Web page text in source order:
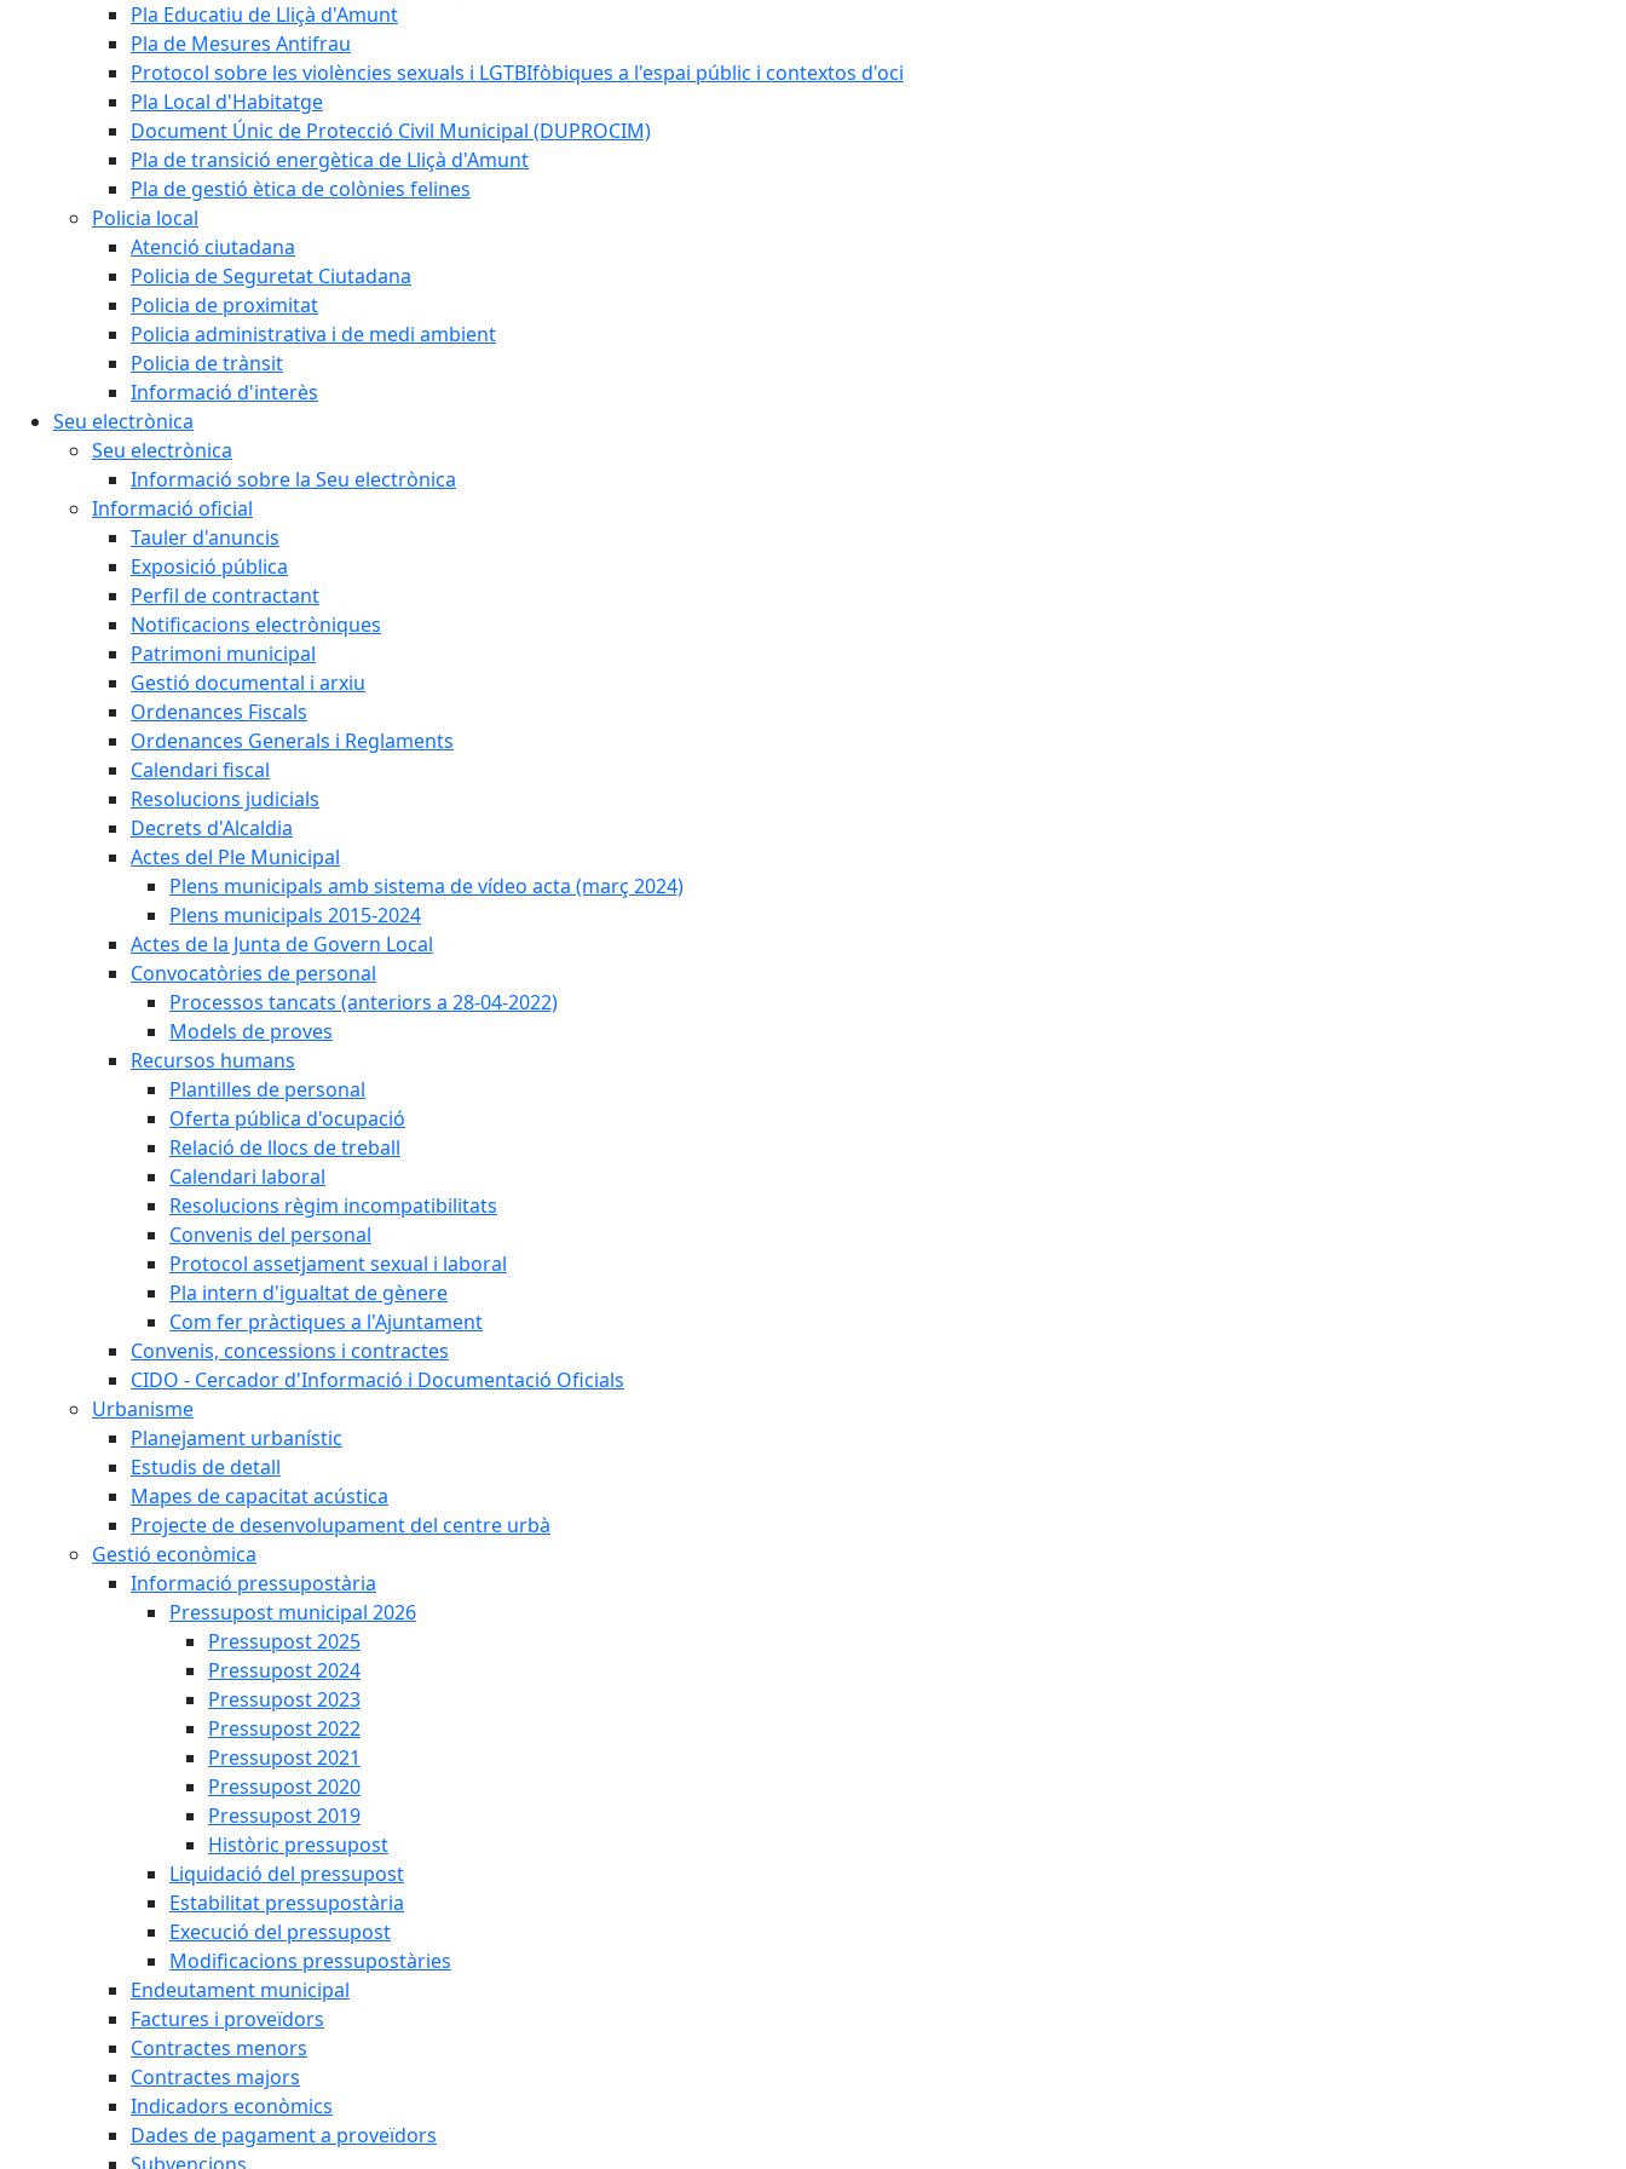
Pla Educatiu de Lliçà d'Amunt
Pla de Mesures Antifrau
Protocol sobre les violències sexuals i LGTBIfòbiques a l'espai públic i contextos d'oci
Pla Local d'Habitatge
Document Únic de Protecció Civil Municipal (DUPROCIM)
Pla de transició energètica de Lliçà d'Amunt
Pla de gestió ètica de colònies felines
Policia local
Atenció ciutadana
Policia de Seguretat Ciutadana
Policia de proximitat
Policia administrativa i de medi ambient
Policia de trànsit
Informació d'interès
Seu electrònica
Seu electrònica
Informació sobre la Seu electrònica
Informació oficial
Tauler d'anuncis
Exposició pública
Perfil de contractant
Notificacions electròniques
Patrimoni municipal
Gestió documental i arxiu
Ordenances Fiscals
Ordenances Generals i Reglaments
Calendari fiscal
Resolucions judicials
Decrets d'Alcaldia
Actes del Ple Municipal
Plens municipals amb sistema de vídeo acta (març 2024)
Plens municipals 2015-2024
Actes de la Junta de Govern Local
Convocatòries de personal
Processos tancats (anteriors a 28-04-2022)
Models de proves
Recursos humans
Plantilles de personal
Oferta pública d'ocupació
Relació de llocs de treball
Calendari laboral
Resolucions règim incompatibilitats
Convenis del personal
Protocol assetjament sexual i laboral
Pla intern d'igualtat de gènere
Com fer pràctiques a l'Ajuntament
Convenis, concessions i contractes
CIDO - Cercador d'Informació i Documentació Oficials
Urbanisme
Planejament urbanístic
Estudis de detall
Mapes de capacitat acústica
Projecte de desenvolupament del centre urbà
Gestió econòmica
Informació pressupostària
Pressupost municipal 2026
Pressupost 2025
Pressupost 2024
Pressupost 2023
Pressupost 2022
Pressupost 2021
Pressupost 2020
Pressupost 2019
Històric pressupost
Liquidació del pressupost
Estabilitat pressupostària
Execució del pressupost
Modificacions pressupostàries
Endeutament municipal
Factures i proveïdors
Contractes menors
Contractes majors
Indicadors econòmics
Dades de pagament a proveïdors